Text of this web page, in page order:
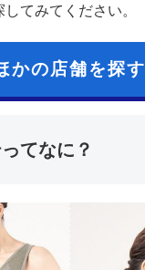
てみてください。
かの店舗を探す
てなに？